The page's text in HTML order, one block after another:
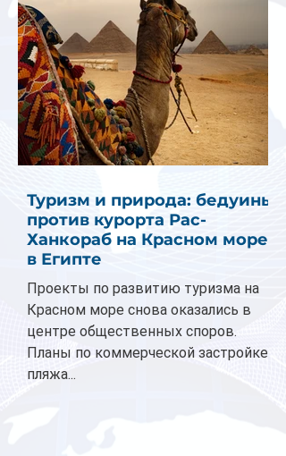
Туризм и природа: бедуины
против курорта Рас-
Ханкораб на Красном море
в Египте
Проекты по развитию туризма на
Красном море снова оказались в
центре общественных споров.
Планы по коммерческой застройке
пляжа...